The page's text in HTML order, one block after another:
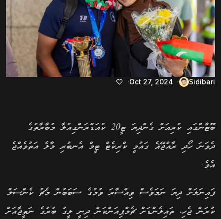
Sidibari
Oct 27, 2024
ބޫޓާންގައި ކުރިއަށް ގެންދިޔަ ޓީ20 ކުއަޑްރަންގިއުލާ މުބާރާތުގެ
ދެވަނަ ހޯދި ރާއްޖޭޣެ ގައުމީ ކްރިކެޓް ޓީމް އެނބުރި މާލެ އަތުވެއްޖެ
އެވެ.
ފައިނަލަށް ދިޔަ ނަމަވެސް ވިއްސާރަ ވުމުގެ ސަބަބުން މެޗު ކެންސަލް
ކުރަން ޖެހި، ތައިލެންޑަށް ޗެމްޕިއަންކަން ދިނީ ލީގު ބުރުގެ ނަތީޖާއަށް